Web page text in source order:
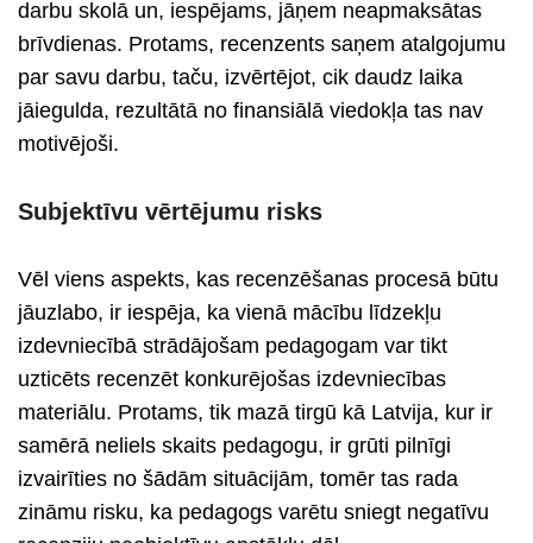
darbu skolā un, iespējams, jāņem neapmaksātas
brīvdienas. Protams, recenzents saņem atalgojumu
par savu darbu, taču, izvērtējot, cik daudz laika
jāiegulda, rezultātā no finansiālā viedokļa tas nav
motivējoši.
Subjektīvu vērtējumu risks
Vēl viens aspekts, kas recenzēšanas procesā būtu
jāuzlabo, ir iespēja, ka vienā mācību līdzekļu
izdevniecībā strādājošam pedagogam var tikt
uzticēts recenzēt konkurējošas izdevniecības
materiālu. Protams, tik mazā tirgū kā Latvija, kur ir
samērā neliels skaits pedagogu, ir grūti pilnīgi
izvairīties no šādām situācijām, tomēr tas rada
zināmu risku, ka pedagogs varētu sniegt negatīvu